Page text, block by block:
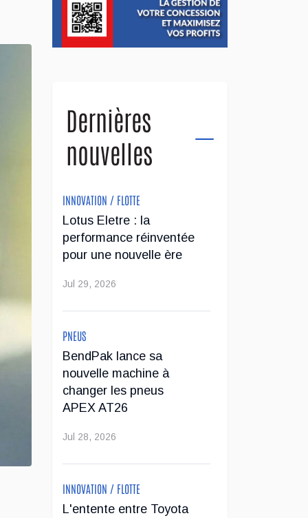
Dernières
nouvelles
INNOVATION / FLOTTE
Lotus Eletre : la
performance réinventée
pour une nouvelle ère
Jul 29, 2026
PNEUS
BendPak lance sa
nouvelle machine à
changer les pneus
APEX AT26
Jul 28, 2026
INNOVATION / FLOTTE
L'entente entre Toyota